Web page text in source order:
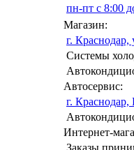
пн-пт с 8:00
Магазин:
г. Краснодар,
Системы
Автосервис:
г. Краснодар,
Интернет-
Заказы